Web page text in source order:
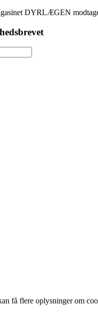
DYRLÆGEN
få flere oplysninger om